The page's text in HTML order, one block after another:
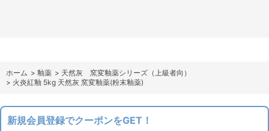
ホーム > 釉薬 > 天然灰 窯変釉薬シリーズ（上級者向）
> 火炎紅釉 5kg 天然灰 窯変釉薬(粉末釉薬)
新規会員登録でクーポンをGET！